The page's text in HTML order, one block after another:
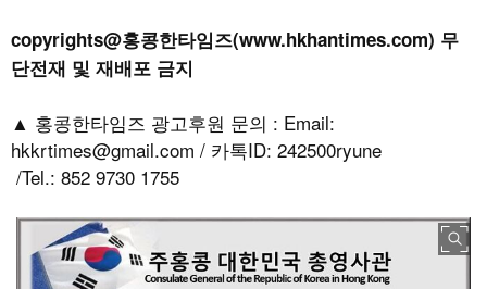
copyrights@홍콩한타임즈(www.hkhantimes.com) 무
단전재 및 재배포 금지
▲ 홍콩한타임즈 광고후원 문의 : Email:
hkkrtimes@gmail.com / 카톡ID: 242500ryune
/Tel.: 852 9730 1755